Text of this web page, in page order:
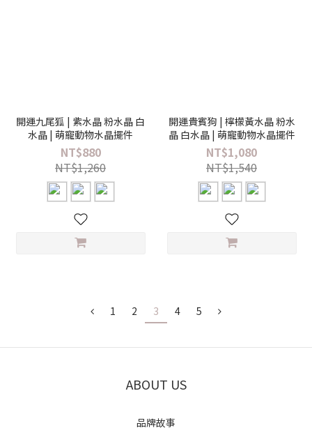
開運九尾狐 | 紫水晶 粉水晶 白
水晶 | 萌寵動物水晶擺件
NT$880
NT$1,260
開運貴賓狗 | 檸檬黃水晶 粉水
晶 白水晶 | 萌寵動物水晶擺件
NT$1,080
NT$1,540
1 2 3 4 5
ABOUT US
品牌故事